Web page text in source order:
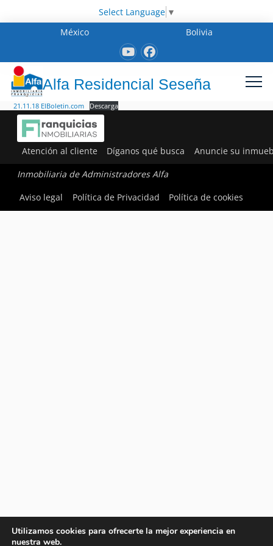
Select Language ▼
México
Bolivia
Alfa Residencial Seseña
21.11.18 ElBoletin.com Descarga
Atención al cliente Díganos qué busca Anuncie su
Inmobiliaria de Administradores Alfa
Aviso legal
Política de Privacidad Política de cookies
Utilizamos cookies para ofrecerte la mejor experiencia en
nuestra web.